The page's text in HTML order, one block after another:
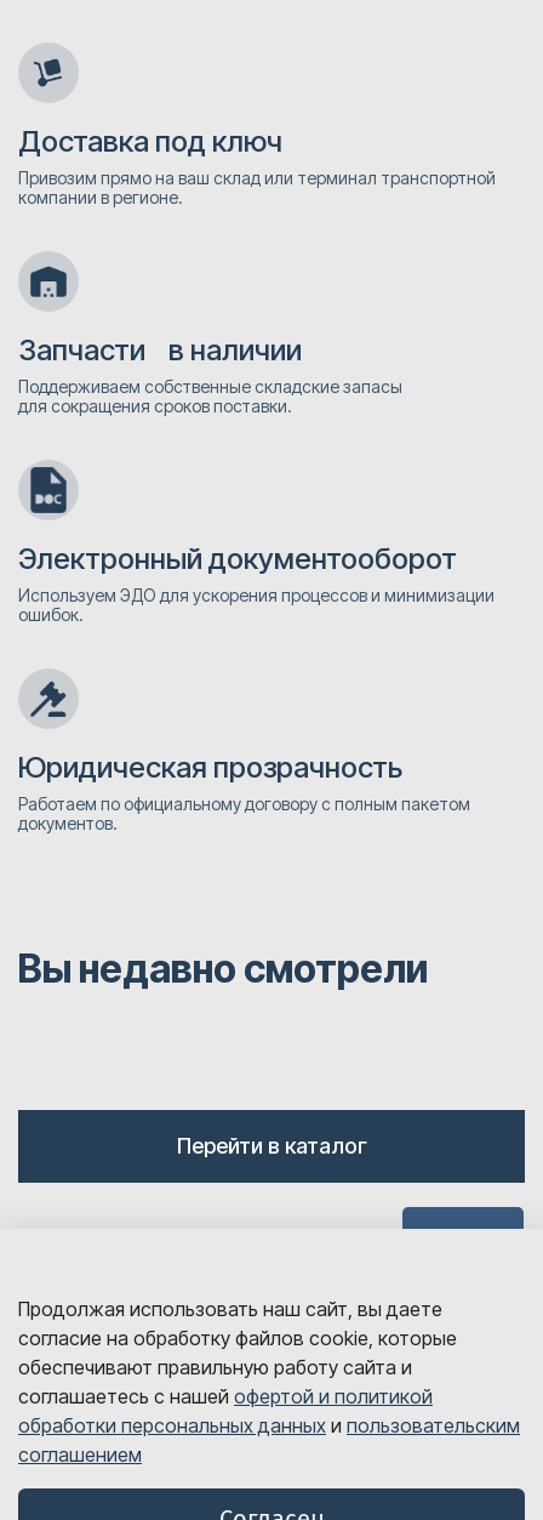
Доставка под ключ
Привозим прямо на ваш склад или терминал транспортной
компании в регионе.
Запчасти в наличии
Поддерживаем собственные складские запасы
для сокращения сроков поставки.
Электронный документооборот
Используем ЭДО для ускорения процессов и минимизации
ошибок.
Юридическая прозрачность
Работаем по официальному договору с полным пакетом
документов.
Вы недавно смотрели
Перейти в каталог
sales@detalink.ru
8 800 700-06-67
© Все права защищены, 2026 год
Продолжая использовать наш сайт, вы даете
согласие на обработку файлов cookie, которые
обеспечивают правильную работу сайта и
соглашаетесь с нашей офертой и политикой
обработки персональных данных и пользовательским
соглашением